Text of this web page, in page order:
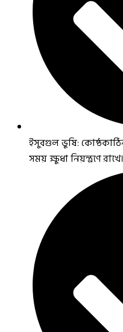
ইসুবগুল ভুষি:
সময় ক্ষুধা নিয়ন্ত্রণে রাখে।